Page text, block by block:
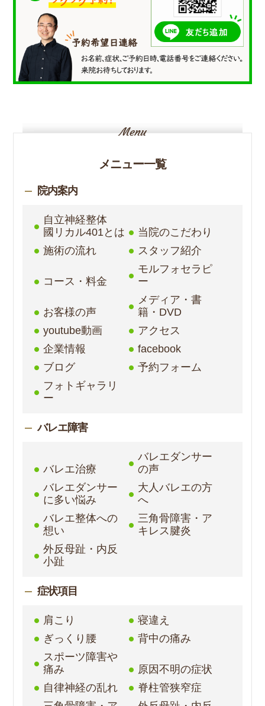
メニュー一覧
院内案内
自立神経整体
國リカル401とは
当院のこだわり
施術の流れ
スタッフ紹介
コース・料金
モルフォセラピ
ー
お客様の声
メディア・書
籍・DVD
youtube動画
アクセス
企業情報
facebook
ブログ
予約フォーム
フォトギャラリ
ー
バレエ障害
バレエ治療
バレエダンサー
の声
バレエダンサー
に多い悩み
大人バレエの方
へ
バレエ整体への
想い
三角骨障害・ア
キレス腱炎
外反母趾・内反
小趾
症状項目
肩こり
寝違え
ぎっくり腰
背中の痛み
スポーツ障害や
痛み
原因不明の症状
自律神経の乱れ
脊柱管狭窄症